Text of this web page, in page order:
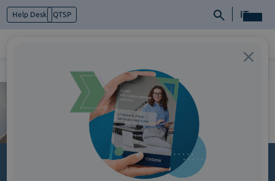
Help Desk QTSP IT
Cosa facciamo
Ambiente-Persone-Profitto_V2